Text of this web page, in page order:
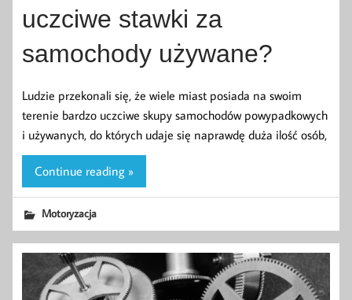
uczciwe stawki za
samochody używane?
Ludzie przekonali się, że wiele miast posiada na swoim
terenie bardzo uczciwe skupy samochodów powypadkowych
i używanych, do których udaje się naprawdę duża ilość osób,
Continue reading »
Motoryzacja